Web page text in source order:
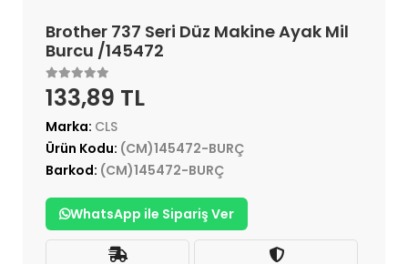
Brother 737 Seri Düz Makine Ayak Mil
Burcu /145472
133,89 TL
Marka: CLS
Ürün Kodu: (CM)145472-BURÇ
Barkod: (CM)145472-BURÇ
WhatsApp ile Sipariş Ver